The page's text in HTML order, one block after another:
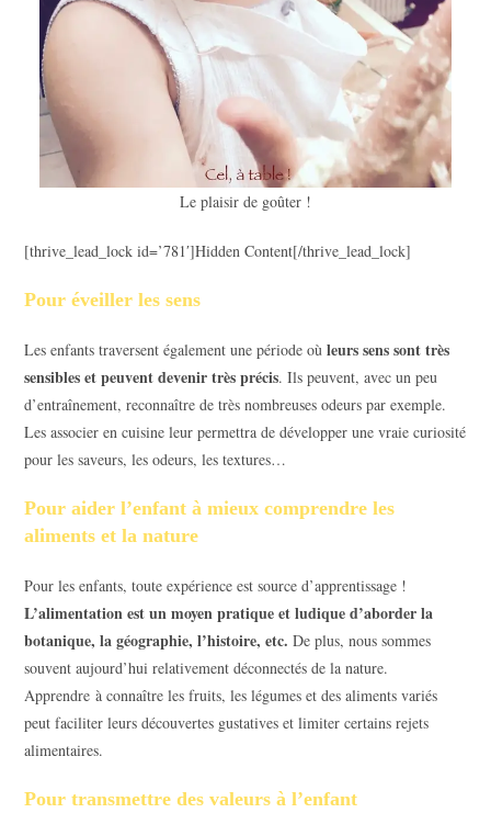
Le plaisir de goûter !
[thrive_lead_lock id=’781′]Hidden Content[/thrive_lead_lock]
Pour éveiller les sens
Les enfants traversent également une période oùleurs sens sont très
sensibles et peuvent devenir très précis. Ils peuvent, avec un peu
d’entraînement, reconnaître de très nombreuses odeurs par exemple.
Les associer en cuisine leur permettra de développer une vraie curiosité
pour les saveurs, les odeurs, les textures…
Pour aider l’enfant à mieux comprendre les
aliments et la nature
Pour les enfants, toute expérience est source d’apprentissage !
L’alimentation est un moyen pratique et ludique d’aborder la
botanique, la géographie, l’histoire, etc. De plus, nous sommes
souvent aujourd’hui relativement déconnectés de la nature.
Apprendre à connaître les fruits, les légumes et des aliments variés
peut faciliter leurs découvertes gustatives et limiter certains rejets
alimentaires.
Pour transmettre des valeurs à l’enfant